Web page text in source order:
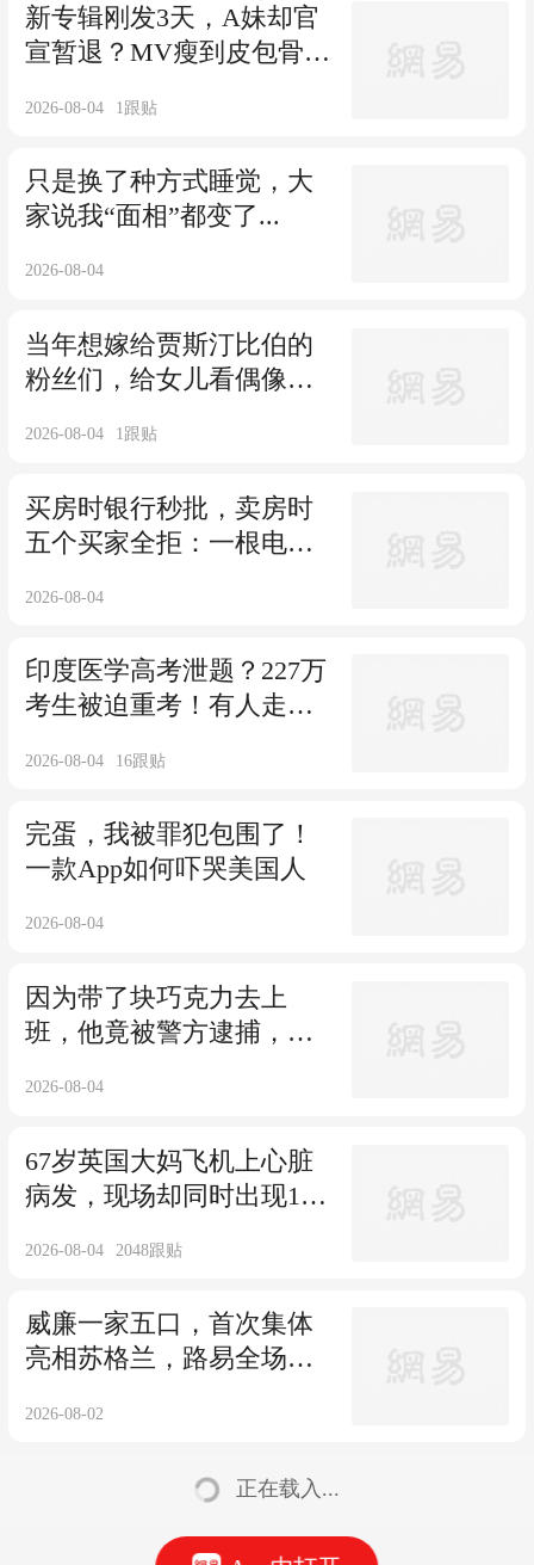
新专辑刚发3天，A妹却官
宣暂退？MV瘦到皮包骨，
2026-08-04 1跟贴
只是换了种方式睡觉，大
家说我“面相”都变了...
2026-08-04
当年想嫁给贾斯汀比伯的
粉丝们，给女儿看偶像的
2026-08-04 1跟贴
买房时银行秒批，卖房时
五个买家全拒：一根电塔
2026-08-04
印度医学高考泄题？227万
考生被迫重考！有人走捷
杀…
2026-08-04 16跟贴
完蛋，我被罪犯包围了！
一款App如何吓哭美国人
2026-08-04
因为带了块巧克力去上
班，他竟被警方逮捕，被
定故意的！
2026-08-04
67岁英国大妈飞机上心脏
病发，现场却同时出现15
要脸的吗？
2026-08-04 2048跟贴
威廉一家五口，首次集体
亮相苏格兰，路易全场抢
2026-08-02
正在载入...